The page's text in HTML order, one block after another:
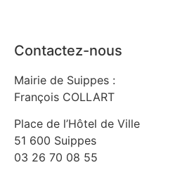
Contactez-nous
Mairie de Suippes :
François COLLART
Place de l’Hôtel de Ville
51 600 Suippes
03 26 70 08 55